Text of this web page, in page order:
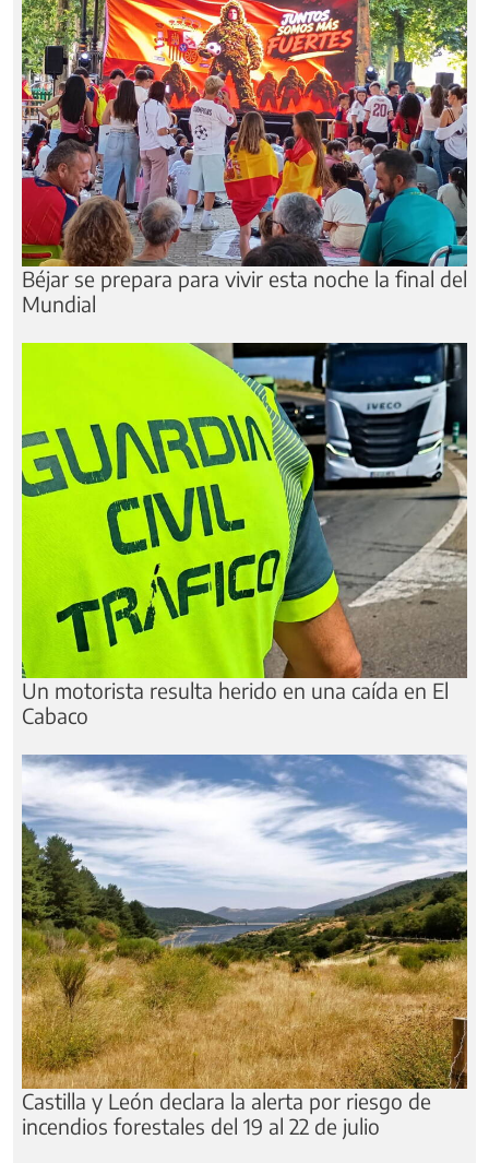
Béjar se prepara para vivir esta noche la final del
Mundial
Un motorista resulta herido en una caída en El
Cabaco
Castilla y León declara la alerta por riesgo de
incendios forestales del 19 al 22 de julio